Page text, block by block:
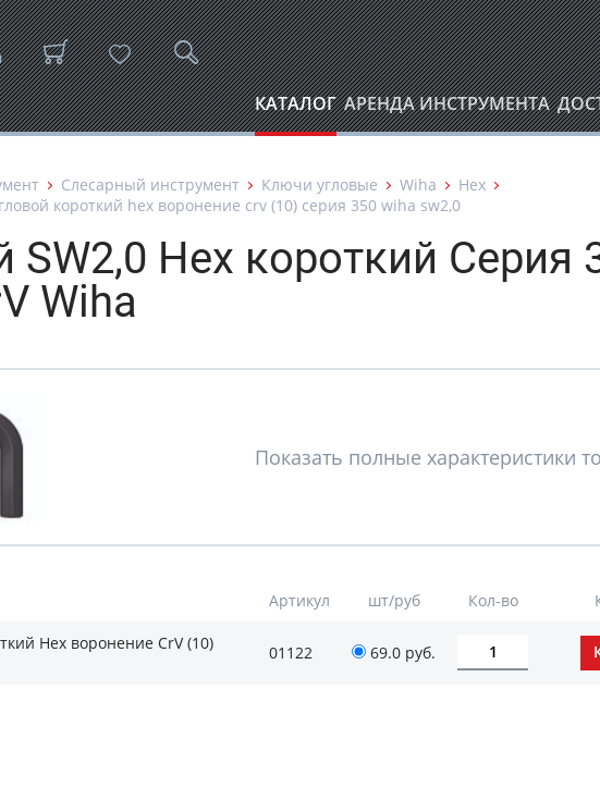
КАТАЛОГ АРЕНДА ИНСТРУМЕНТА
Слесарный инструмент Ключи угловые Wiha
Hex
короткий hex воронение crv (10) серия 350 wiha sw2,0
SW2,0 Hex короткий Серия
Wiha
Артикул шт/руб Кол-во
Hex воронение CrV (10)
01122 69.0 руб.